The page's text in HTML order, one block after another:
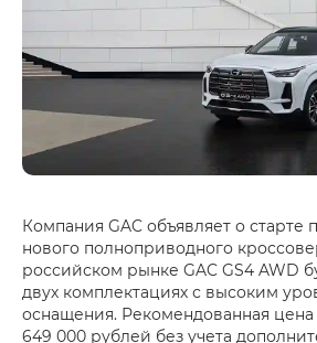
Компания GAC объявляет о старте
нового полноприводного
российском рынке GAC GS4 AWD
двух комплектациях с высоким
оснащения. Рекомендованная цена
649 000 рублей без учета